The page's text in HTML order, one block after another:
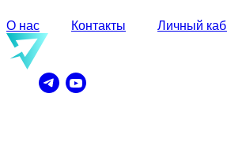
О нас Контакты Личный